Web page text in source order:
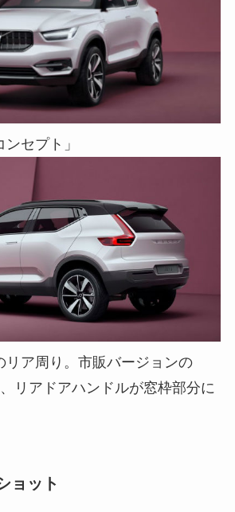
セプト」
リア周り。市販バージョンの
リアドアハンドルが窓枠部分に
ョット